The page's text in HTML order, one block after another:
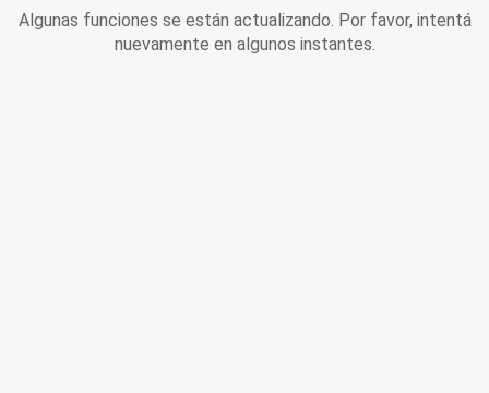
Algunas funciones se están actualizando. Por favor, intentá
nuevamente en algunos instantes.